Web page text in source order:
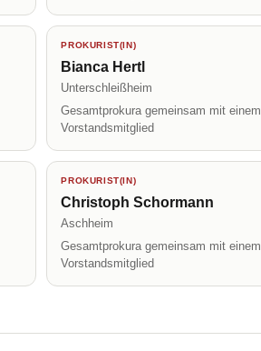
PROKURIST(IN)
Bianca Hertl
Unterschleißheim
Gesamtprokura gemeinsam mit einem
Vorstandsmitglied
PROKURIST(IN)
Christoph Schormann
Aschheim
Gesamtprokura gemeinsam mit einem
Vorstandsmitglied